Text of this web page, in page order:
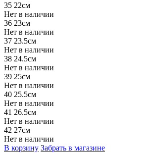
35 22см
Нет в наличии
36 23см
Нет в наличии
37 23.5см
Нет в наличии
38 24.5см
Нет в наличии
39 25см
Нет в наличии
40 25.5см
Нет в наличии
41 26.5см
Нет в наличии
42 27см
Нет в наличии
В корзину Забрать в магазине